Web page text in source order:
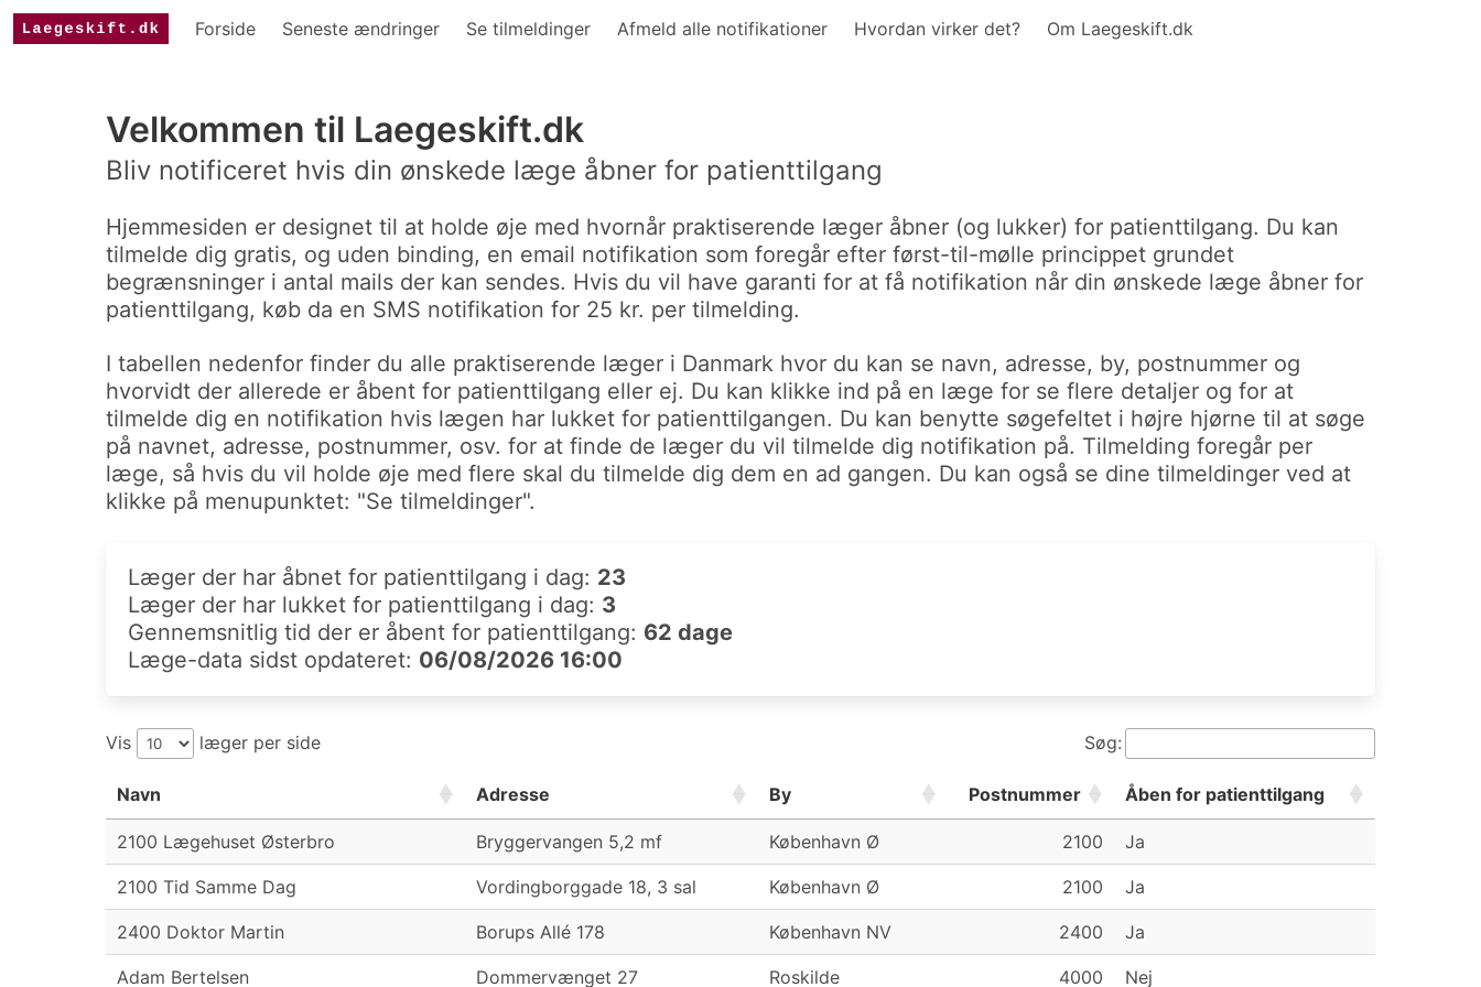
Forside Seneste ændringer Se tilmeldinger Afmeld alle notifikationer Hvordan virker det? Om Laegeskift.dk
Velkommen til Laegeskift.dk
Bliv notificeret hvis din ønskede læge åbner for patienttilgang
Hjemmesiden er designet til at holde øje med hvornår praktiserende læger åbner (og lukker) for patienttilgang. Du kan
tilmelde dig gratis, og uden binding, en email notifikation som foregår efter først-til-mølle princippet grundet
begrænsninger i antal mails der kan sendes. Hvis du vil have garanti for at få notifikation når din ønskede læge åbner for
patienttilgang, køb da en SMS notifikation for 25 kr. per tilmelding.
I tabellen nedenfor finder du alle praktiserende læger i Danmark hvor du kan se navn, adresse, by, postnummer og
hvorvidt der allerede er åbent for patienttilgang eller ej. Du kan klikke ind på en læge for se flere detaljer og for at
tilmelde dig en notifikation hvis lægen har lukket for patienttilgangen. Du kan benytte søgefeltet i højre hjørne til at søge
på navnet, adresse, postnummer, osv. for at finde de læger du vil tilmelde dig notifikation på. Tilmelding foregår per
læge, så hvis du vil holde øje med flere skal du tilmelde dig dem en ad gangen. Du kan også se dine tilmeldinger ved at
klikke på menupunktet: "Se tilmeldinger".
Læger der har åbnet for patienttilgang i dag: 23
Læger der har lukket for patienttilgang i dag: 3
Gennemsnitlig tid der er åbent for patienttilgang: 62 dage
Læge-data sidst opdateret: 06/08/2026 16:00
Vis læger per side Søg:
Navn Adresse By Postnummer Åben for patienttilgang
2100 Lægehuset Østerbro Bryggervangen 5,2 mf København Ø 2100 Ja
2100 Tid Samme Dag Vordingborggade 18, 3 sal København Ø 2100 Ja
2400 Doktor Martin Borups Allé 178 København NV 2400 Ja
Adam Bertelsen Dommervænget 27 Roskilde 4000 Nej